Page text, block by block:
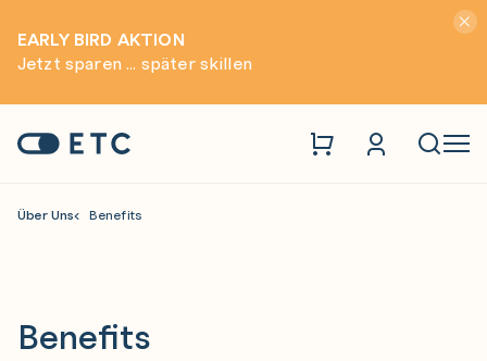
EARLY BIRD AKTION
Jetzt sparen ... später skillen
Startseite: ETC
Über Uns Benefits
Benefits